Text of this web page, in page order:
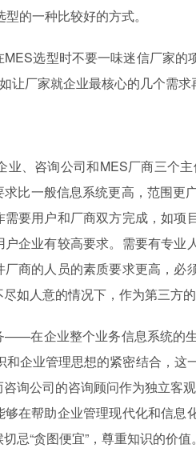
的一种比较好的方式。
MES选型时不要一味迷信厂家
让厂家就企业最核心的几个需
业、咨询公司和MES厂商三个
比一般信息系统更高，范围更
要用户和厂商双方完成，如项
户企业有较高要求。需要有专
商的人员的素质要求更高，必
如人意的情况下，作为第三方
——在企业整个业务信息系统的
和企业管理思想的紧密结合，
询公司的咨询顾问作为独立客
在帮助企业管理现代化和信
忌“贪图便宜”，尊重知识的价值。